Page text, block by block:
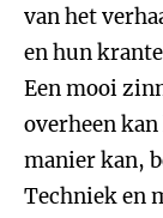
van het
en hun
Een mooi
overheen kan
manier kan,
Techniek en